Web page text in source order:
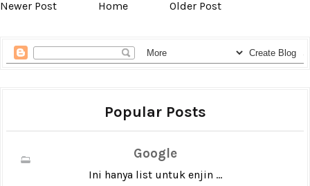
Newer Post Home Older Post
Popular Posts
Google
Ini hanya list untuk enjin ...